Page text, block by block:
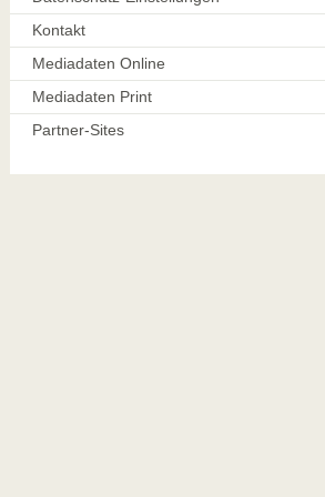
Kontakt
Mediadaten Online
Mediadaten Print
Partner-Sites